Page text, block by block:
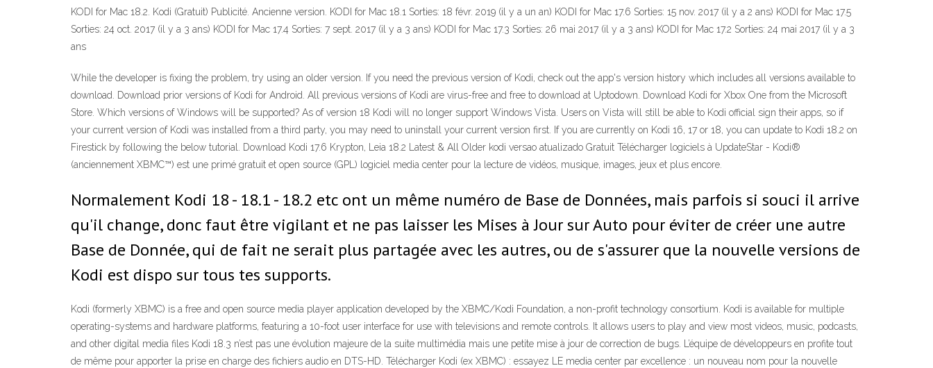
KODI for Mac 18.2. Kodi (Gratuit) Publicité. Ancienne version. KODI for Mac 18.1 Sorties: 18 févr. 2019 (il y a un an) KODI for Mac 17.6 Sorties: 15 nov. 2017 (il y a 2 ans) KODI for Mac 17.5
Sorties: 24 oct. 2017 (il y a 3 ans) KODI for Mac 17.4 Sorties: 7 sept. 2017 (il y a 3 ans) KODI for Mac 17.3 Sorties: 26 mai 2017 (il y a 3 ans) KODI for Mac 17.2 Sorties: 24 mai 2017 (il y a 3
ans
While the developer is fixing the problem, try using an older version. If you need the previous version of Kodi, check out the app's version history which includes all versions available to
download. Download prior versions of Kodi for Android. All previous versions of Kodi are virus-free and free to download at Uptodown. Download Kodi for Xbox One from the Microsoft
Store. Which versions of Windows will be supported? As of version 18 Kodi will no longer support Windows Vista. Users on Vista will still be able to Kodi official sign their apps, so if
your current version of Kodi was installed from a third party, you may need to uninstall your current version first. If you are currently on Kodi 16, 17 or 18, you can update to Kodi 18.2 on
Firestick by following the below tutorial. Download Kodi 17.6 Krypton, Leia 18.2 Latest & All Older kodi versao atualizado Gratuit Télécharger logiciels à UpdateStar - Kodi®
(anciennement XBMC™) est une primé gratuit et open source (GPL) logiciel media center pour la lecture de vidéos, musique, images, jeux et plus encore.
Normalement Kodi 18 - 18.1 - 18.2 etc ont un même numéro de Base de Données, mais parfois si souci il arrive
qu'il change, donc faut être vigilant et ne pas laisser les Mises à Jour sur Auto pour éviter de créer une autre
Base de Donnée, qui de fait ne serait plus partagée avec les autres, ou de s'assurer que la nouvelle versions de
Kodi est dispo sur tous tes supports.
Kodi (formerly XBMC) is a free and open source media player application developed by the XBMC/Kodi Foundation, a non-profit technology consortium. Kodi is available for multiple
operating-systems and hardware platforms, featuring a 10-foot user interface for use with televisions and remote controls. It allows users to play and view most videos, music, podcasts,
and other digital media files Kodi 18.3 n’est pas une évolution majeure de la suite multimédia mais une petite mise à jour de correction de bugs. L’équipe de développeurs en profite tout
de même pour apporter la prise en charge des fichiers audio en DTS-HD. Télécharger Kodi (ex XBMC) : essayez LE media center par excellence : un nouveau nom pour la nouvelle